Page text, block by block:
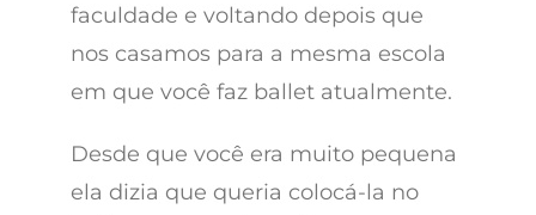
faculdade e voltando depois que
nos casamos para a mesma escola
em que você faz ballet atualmente.
Desde que você era muito pequena
ela dizia que queria colocá-la no